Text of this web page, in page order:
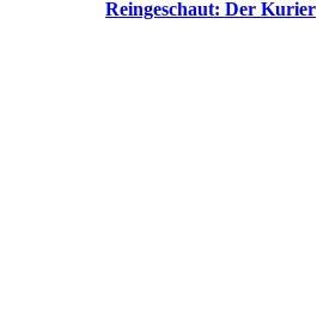
Reingeschaut: Der Kurier